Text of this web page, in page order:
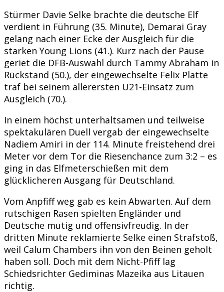
Stürmer Davie Selke brachte die deutsche Elf
verdient in Führung (35. Minute), Demarai Gray
gelang nach einer Ecke der Ausgleich für die
starken Young Lions (41.). Kurz nach der Pause
geriet die DFB-Auswahl durch Tammy Abraham in
Rückstand (50.), der eingewechselte Felix Platte
traf bei seinem allerersten U21-Einsatz zum
Ausgleich (70.).
In einem höchst unterhaltsamen und teilweise
spektakulären Duell vergab der eingewechselte
Nadiem Amiri in der 114. Minute freistehend drei
Meter vor dem Tor die Riesenchance zum 3:2 – es
ging in das Elfmeterschießen mit dem
glücklicheren Ausgang für Deutschland.
Vom Anpfiff weg gab es kein Abwarten. Auf dem
rutschigen Rasen spielten Engländer und
Deutsche mutig und offensivfreudig. In der
dritten Minute reklamierte Selke einen Strafstoß,
weil Calum Chambers ihn von den Beinen geholt
haben soll. Doch mit dem Nicht-Pfiff lag
Schiedsrichter Gediminas Mazeika aus Litauen
richtig.